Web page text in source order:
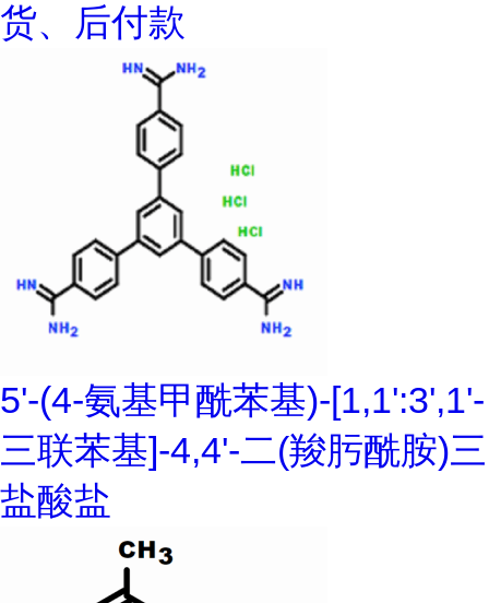
货、后付款
5'-(4-氨基甲酰苯基)-[1,1':3',1'-
三联苯基]-4,4'-二(羧肟酰胺)三
盐酸盐